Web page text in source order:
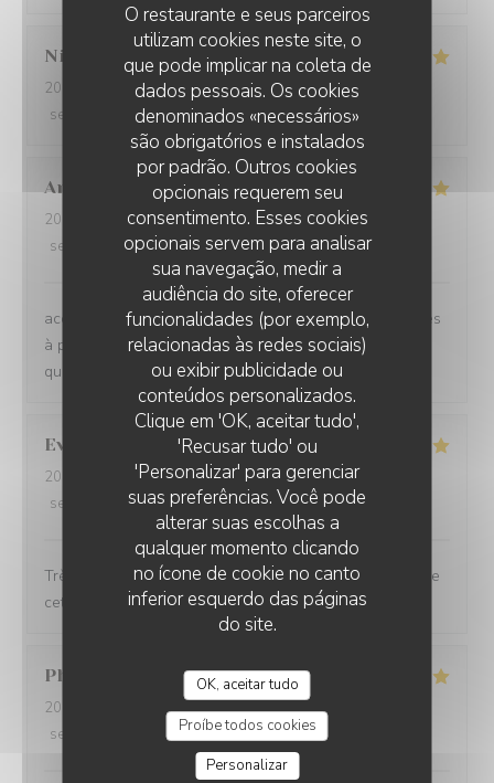
O restaurante e seus parceiros
utilizam cookies neste site, o
que pode implicar na coleta de
dados pessoais. Os cookies
denominados «necessários»
são obrigatórios e instalados
por padrão. Outros cookies
opcionais requerem seu
consentimento. Esses cookies
opcionais servem para analisar
sua navegação, medir a
audiência do site, oferecer
funcionalidades (por exemplo,
relacionadas às redes sociais)
ou exibir publicidade ou
conteúdos personalizados.
Clique em 'OK, aceitar tudo',
'Recusar tudo' ou
'Personalizar' para gerenciar
suas preferências. Você pode
alterar suas escolhas a
qualquer momento clicando
no ícone de cookie no canto
inferior esquerdo das páginas
do site.
OK, aceitar tudo
Proíbe todos cookies
Personalizar
Nicolas
2026-07-28
- 19:45 - guests 7
service
ambience:5/5 menu:5/5 quality_price
Anne
2026-07-31
- 19:30 - guests 2
service
/5 ambience: 4/5 menu :5/5 quality_price
accueil chaleureux, les galettes sont excellentes, dorées
à point, bien garnies salées ou sucrées. produits de
qualité! je recommande vivement cette adresse
Evan
2026-07-28
- 21:15 - guests 2
service
ambience: 5/5 menu: 4/5 quality_price
Très bien mangé. Le personnel adorable Je recommande
cette crêperie
Philippe
2026-07-26
- 12:15 - guests 3
service
ambience: 5/5 menu : 5/5 quality_price